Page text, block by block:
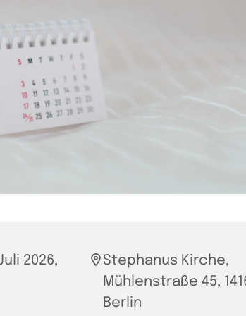
2026,
Stephanus Kirche,
Mühlenstraße 45,
Berlin